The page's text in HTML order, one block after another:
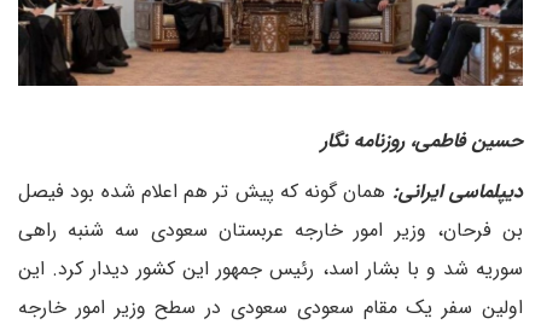
حسین فاطمی، روزنامه نگار
دیپلماسی ایرانی: همان گونه که پیش تر هم اعلام شده بود فیصل
بن فرحان، وزیر امور خارجه عربستان سعودی سه شنبه راهی
سوریه شد و با بشار اسد، رئیس جمهور این کشور دیدار کرد. این
اولین سفر یک مقام سعودی سعودی در سطح وزیر امور خارجه